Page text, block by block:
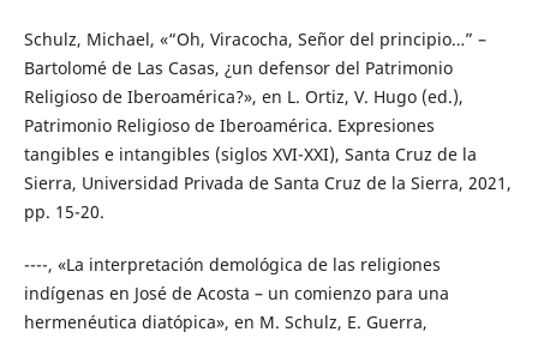
Schulz, Michael, «“Oh, Viracocha, Señor del principio…” –
Bartolomé de Las Casas, ¿un defensor del Patrimonio
Religioso de Iberoamérica?», en L. Ortiz, V. Hugo (ed.),
Patrimonio Religioso de Iberoamérica. Expresiones
tangibles e intangibles (siglos XVI-XXI), Santa Cruz de la
Sierra, Universidad Privada de Santa Cruz de la Sierra, 2021,
pp. 15-20.
----, «La interpretación demológica de las religiones
indígenas en José de Acosta – un comienzo para una
hermenéutica diatópica», en M. Schulz, E. Guerra,